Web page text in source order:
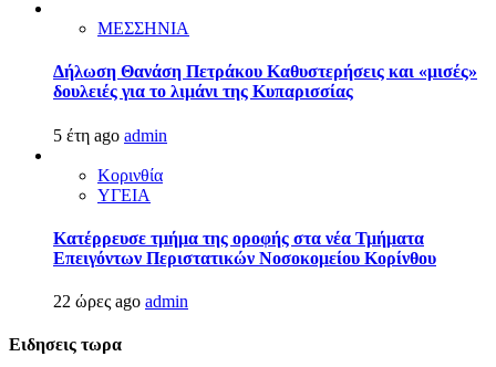
ΜΕΣΣΗΝΙΑ
Δήλωση Θανάση Πετράκου Καθυστερήσεις και «μισές»
δουλειές για το λιμάνι της Κυπαρισσίας
5 έτη ago admin
Κορινθία
ΥΓΕΙΑ
Kατέρρευσε τμήμα της οροφής στα νέα Τμήματα
Επειγόντων Περιστατικών Νοσοκομείου Κορίνθου
22 ώρες ago admin
Ειδησεις τωρα